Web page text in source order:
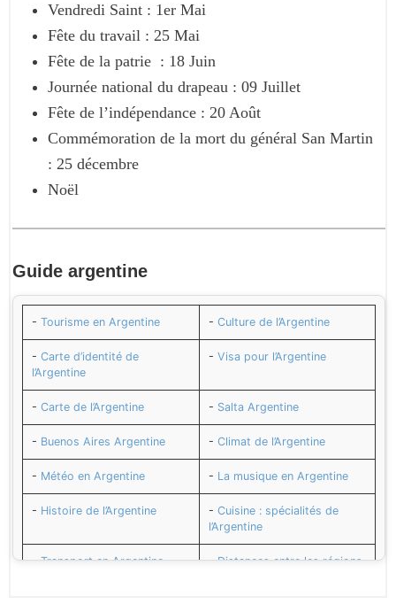
Vendredi Saint : 1er Mai
Fête du travail : 25 Mai
Fête de la patrie : 18 Juin
Journée national du drapeau : 09 Juillet
Fête de l’indépendance : 20 Août
Commémoration de la mort du général San Martin
: 25 décembre
Noël
Guide argentine
- Tourisme en Argentine - Culture de l’Argentine
- Carte d’identité de
l’Argentine
- Visa pour l’Argentine
- Carte de l’Argentine - Salta Argentine
- Buenos Aires Argentine - Climat de l’Argentine
- Météo en Argentine - La musique en Argentine
- Histoire de l’Argentine - Cuisine : spécialités de
l’Argentine
-Transport en Argentine -Distances entre les régions